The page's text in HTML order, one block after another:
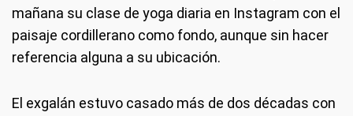
mañana su clase de yoga diaria en Instagram con el
paisaje cordillerano como fondo, aunque sin hacer
referencia alguna a su ubicación.
El exgalán estuvo casado más de dos décadas con